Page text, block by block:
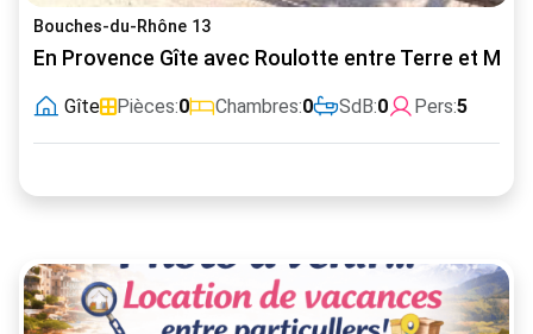
Bouches-du-Rhône 13
En Provence Gîte avec Roulotte entre Terre et
Gîte Pièces:0 Chambres:0 SdB:0 Pers:5